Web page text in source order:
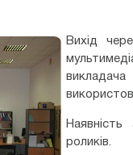
Вихід
роликів.